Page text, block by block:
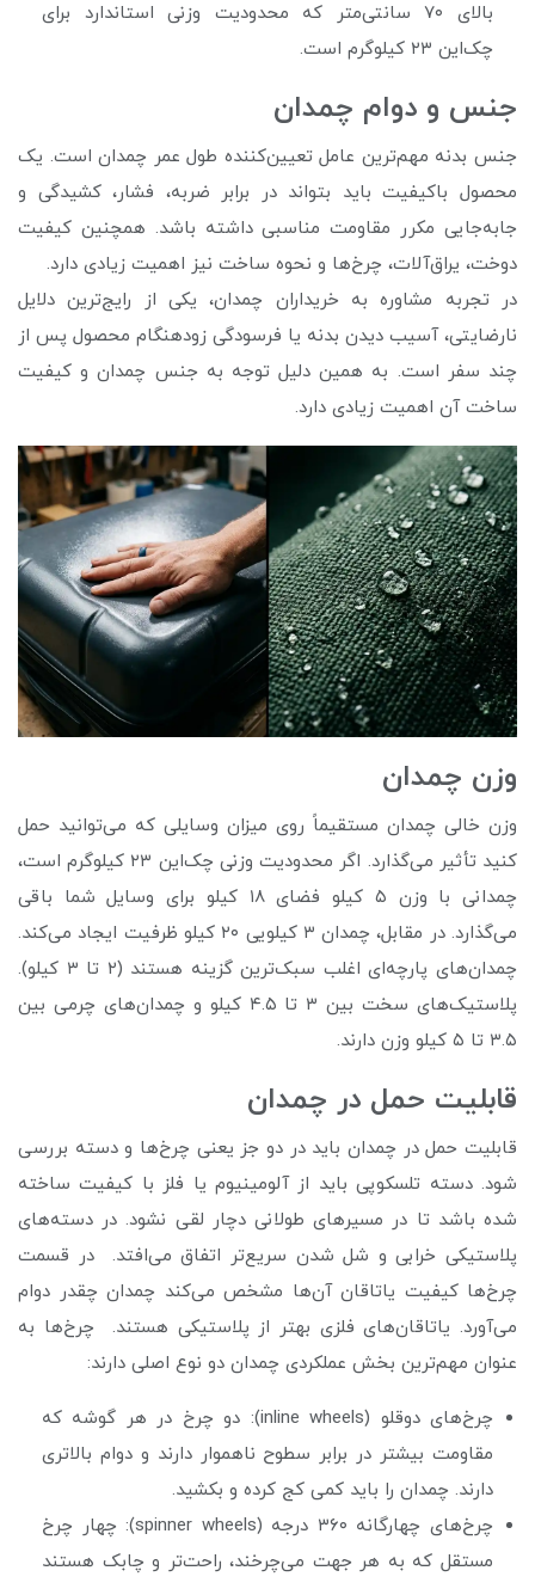
بالای ۷۰ سانتی‌متر که محدودیت وزنی استاندارد برای
چک‌این ۲۳ کیلوگرم است.
جنس و دوام چمدان
جنس بدنه مهم‌ترین عامل تعیین‌کننده طول عمر چمدان است. یک
محصول باکیفیت باید بتواند در برابر ضربه، فشار، کشیدگی و
جابه‌جایی مکرر مقاومت مناسبی داشته باشد. همچنین کیفیت
دوخت، یراق‌آلات، چرخ‌ها و نحوه ساخت نیز اهمیت زیادی دارد.
در تجربه مشاوره به خریداران چمدان، یکی از رایج‌ترین دلایل
نارضایتی، آسیب دیدن بدنه یا فرسودگی زودهنگام محصول پس از
چند سفر است. به همین دلیل توجه به جنس چمدان و کیفیت
ساخت آن اهمیت زیادی دارد.
وزن چمدان
وزن خالی چمدان مستقیماً روی میزان وسایلی که می‌توانید حمل
کنید تأثیر می‌گذارد. اگر محدودیت وزنی چک‌این ۲۳ کیلوگرم است،
چمدانی با وزن ۵ کیلو فضای ۱۸ کیلو برای وسایل شما باقی
می‌گذارد. در مقابل، چمدان ۳ کیلویی ۲۰ کیلو ظرفیت ایجاد می‌کند.
چمدان‌های پارچه‌ای اغلب سبک‌ترین گزینه هستند (۲ تا ۳ کیلو).
پلاستیک‌های سخت بین ۳ تا ۴.۵ کیلو و چمدان‌های چرمی بین
۳.۵ تا ۵ کیلو وزن دارند.
قابلیت حمل در چمدان
قابلیت حمل در چمدان باید در دو جز یعنی چرخ‌ها و دسته بررسی
شود. دسته تلسکوپی باید از آلومینیوم یا فلز با کیفیت ساخته
شده باشد تا در مسیرهای طولانی دچار لقی نشود. در دسته‌های
پلاستیکی خرابی و شل شدن سریع‌تر اتفاق می‌افتد. در قسمت
چرخ‌ها کیفیت یاتاقان آن‌ها مشخص می‌کند چمدان چقدر دوام
می‌آورد. یاتاقان‌های فلزی بهتر از پلاستیکی هستند. چرخ‌ها به
عنوان مهم‌ترین بخش عملکردی چمدان دو نوع اصلی دارند:
چرخ‌های دوقلو (inline wheels): دو چرخ در هر گوشه که
مقاومت بیشتر در برابر سطوح ناهموار دارند و دوام بالاتری
دارند. چمدان را باید کمی کج کرده و بکشید.
چرخ‌های چهارگانه ۳۶۰ درجه (spinner wheels): چهار چرخ
مستقل که به هر جهت می‌چرخند، راحت‌تر و چابک‌ هستند